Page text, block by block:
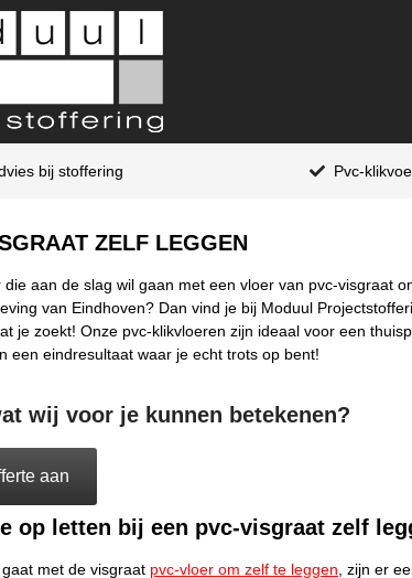
bij stoffering Pvc-
ZELF LEGGEN
die aan de slag wil gaan met een vloer van pvc-visgraat
van Eindhoven? Dan vind je bij Moduul
je zoekt! Onze pvc-klikvloeren zijn ideaal voor een
een eindresultaat waar je echt trots op bent!
wij voor je kunnen betekenen?
aan
op letten bij een pvc-visgraat zelf
met de visgraat pvc-vloer om zelf te leggen, zijn er